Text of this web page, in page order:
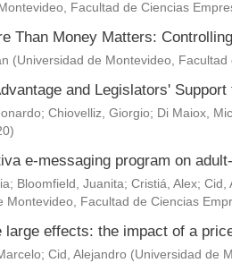
Facultad de Ciencias
Than Money Matters:
(Universidad de Montevideo,
and Legislators' Support
; Chiovelliz, Giorgio; Di Maiox,
)
e-messaging program on
; Bloomfield, Juanita; Cristiá, Alex; Cid,
Montevideo, Facultad de Ciencias
effects: the impact of a
; Cid, Alejandro (Universidad de